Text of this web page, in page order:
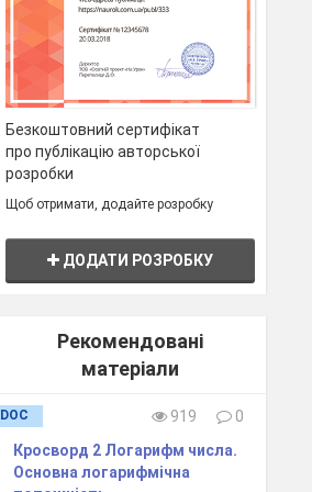
Безкоштовний сертифікат
про публікацію авторської
розробки
Щоб отримати, додайте розробку
ДОДАТИ РОЗРОБКУ
Рекомендовані
матеріали
DOC 919
0
Кросворд 2 Логарифм числа.
Основна логарифмічна